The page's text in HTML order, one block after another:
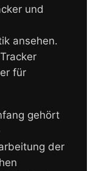
und
ansehen.
für
gehört
der